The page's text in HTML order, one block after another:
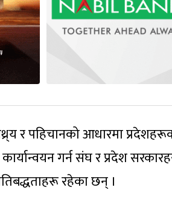
र पहिचानको आधारमा
गर्न संघ र प्रदेश
रहेका छन् ।